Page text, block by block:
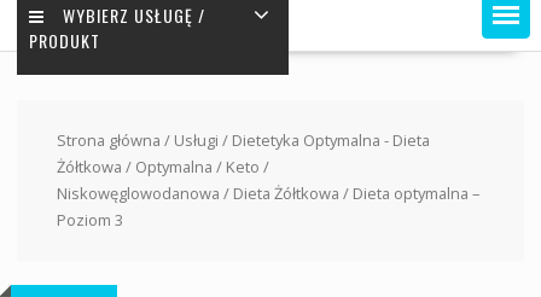
WYBIERZ USŁUGĘ /
PRODUKT
Strona główna / Usługi / Dietetyka Optymalna - Dieta
Żółtkowa / Optymalna / Keto /
Niskowęglowodanowa / Dieta Żółtkowa / Dieta optymalna –
Poziom 3